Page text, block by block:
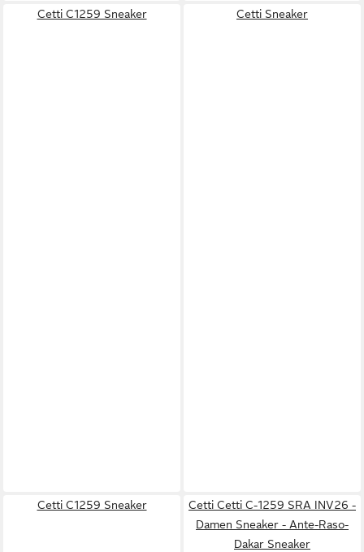
Cetti C1259 Sneaker Cetti Sneaker
Cetti C1259 Sneaker
Cetti Cetti C-1259 SRA INV26 -
Damen Sneaker - Ante-Raso-
Dakar Sneaker